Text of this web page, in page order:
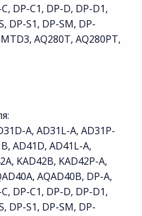
DP-C1, DP-D, DP-D1,
DP-S1, DP-SM, DP-
AQ280T, AQ280PT,
A, AD31L-A, AD31P-
AD41D, AD41L-A,
KAD42B, KAD42P-A,
AQAD40B, DP-A,
DP-C1, DP-D, DP-D1,
DP-S1, DP-SM, DP-